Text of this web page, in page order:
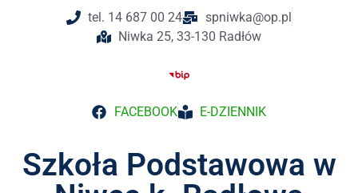
tel. 14 687 00 24
spniwka@op.pl
Niwka 25, 33-130 Radłów
FACEBOOK E-DZIENNIK
Szkoła Podstawowa w